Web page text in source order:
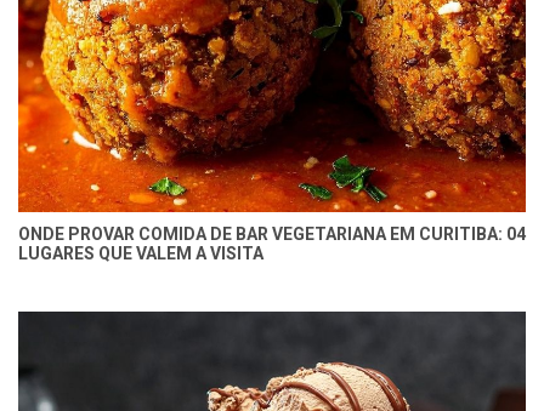
ONDE PROVAR COMIDA DE BAR VEGETARIANA EM CURITIBA: 04
LUGARES QUE VALEM A VISITA